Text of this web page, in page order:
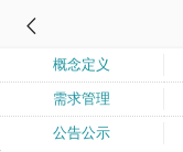
概念定义
需求管理
公告公示